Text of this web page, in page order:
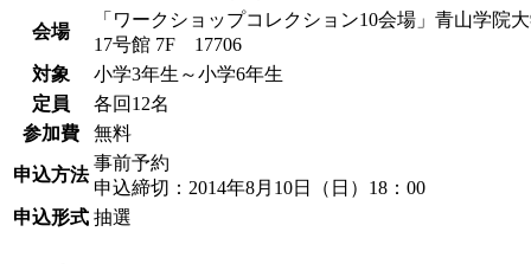
会場
「ワークショップコレクション10会場」青山学
17号館 7F 17706
対象
小学3年生～小学6年生
定員
各回12名
参加費
無料
申込方法
事前予約
申込締切：2014年8月10日（日）18：00
申込形式 抽選